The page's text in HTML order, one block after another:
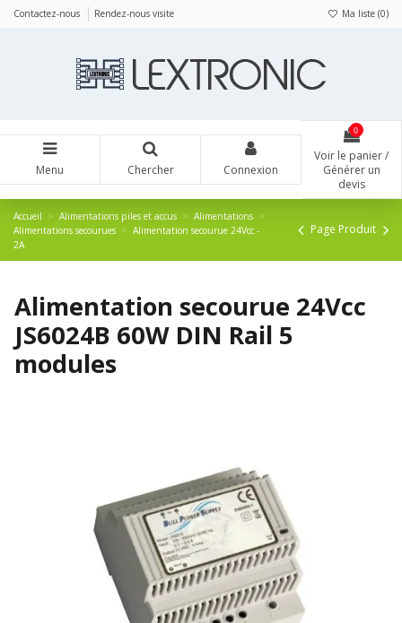
Contactez-nous Rendez-nous visite Ma liste (0)
Menu Chercher Connexion
0
Voir le panier /
Générer un
devis
Accueil Alimentations piles et accus
Alimentations
Alimentations secourues
Alimentation secourue 24Vcc -
2A
Page Produit
Alimentation secourue 24Vcc
JS6024B 60W DIN Rail 5
modules
Panneau de gestion des cookies